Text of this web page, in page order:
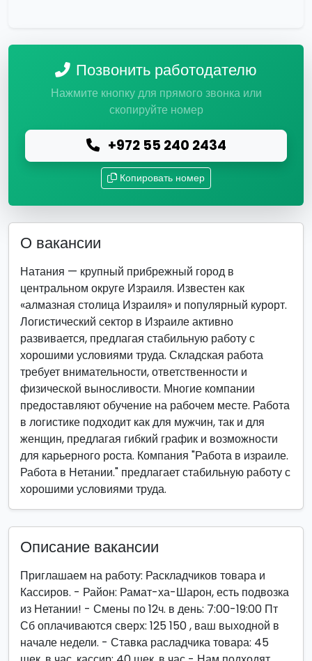
Позвонить работодателю
Нажмите кнопку для прямого звонка или
скопируйте номер
+972 55 240 2434
Копировать номер
О вакансии
Натания — крупный прибрежный город в
центральном округе Израиля. Известен как
«алмазная столица Израиля» и популярный курорт.
Логистический сектор в Израиле активно
развивается, предлагая стабильную работу с
хорошими условиями труда. Складская работа
требует внимательности, ответственности и
физической выносливости. Многие компании
предоставляют обучение на рабочем месте. Работа
в логистике подходит как для мужчин, так и для
женщин, предлагая гибкий график и возможности
для карьерного роста. Компания "Работа в израиле.
Работа в Нетании." предлагает стабильную работу с
хорошими условиями труда.
Описание вакансии
Приглашаем на работу: Раскладчиков товара и
Кассиров. - Район: Рамат-ха-Шарон, есть подвозка
из Нетании! - Смены по 12ч. в день: 7:00-19:00 Пт
Сб оплачиваются сверх: 125 150 , ваш выходной в
начале недели. - Ставка расладчика товара: 45